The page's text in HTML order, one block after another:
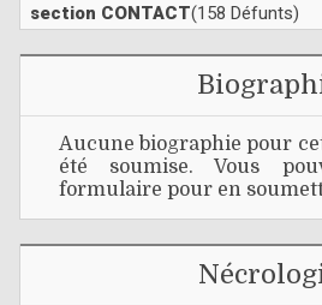
section CONTACT(158 Défunts)
Aucune biographie pour
été soumise. Vous
formulaire pour en